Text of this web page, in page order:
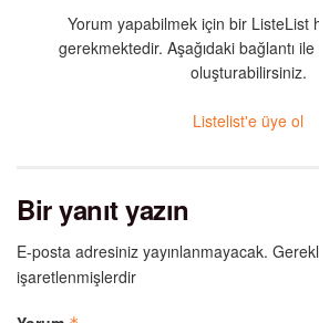
Yorum yapabilmek için bir ListeList
gerekmektedir. Aşağıdaki bağlantı
oluşturabilirsiniz.
Listelist'e üye ol
Bir yanıt yazın
E-posta adresiniz yayınlanmayacak.
işaretlenmişlerdir